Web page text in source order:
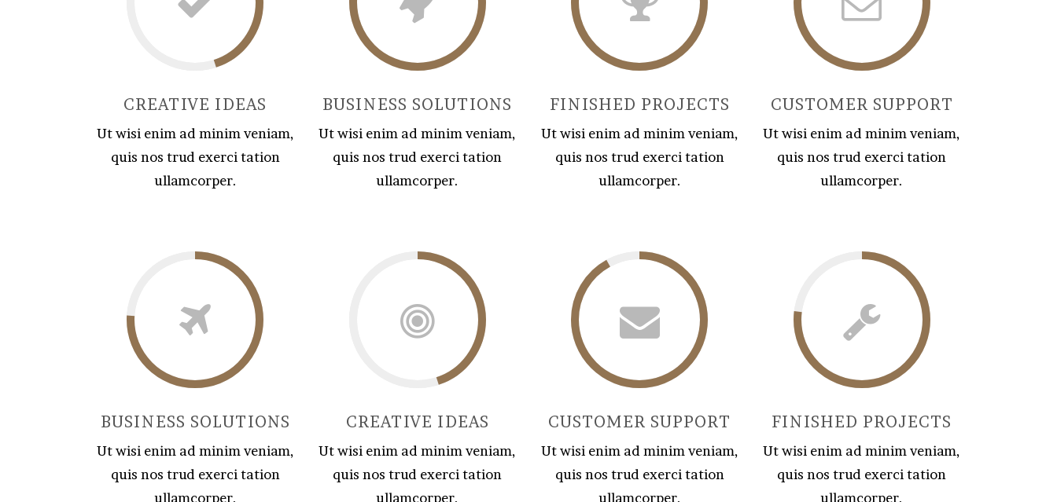
CREATIVE IDEAS
Ut wisi enim ad minim veniam,
quis nos trud exerci tation
ullamcorper.
BUSINESS SOLUTIONS
Ut wisi enim ad minim veniam,
quis nos trud exerci tation
ullamcorper.
FINISHED PROJECTS
Ut wisi enim ad minim veniam,
quis nos trud exerci tation
ullamcorper.
CUSTOMER SUPPORT
Ut wisi enim ad minim veniam,
quis nos trud exerci tation
ullamcorper.
BUSINESS SOLUTIONS
Ut wisi enim ad minim veniam,
quis nos trud exerci tation
ullamcorper.
CREATIVE IDEAS
Ut wisi enim ad minim veniam,
quis nos trud exerci tation
ullamcorper.
CUSTOMER SUPPORT
Ut wisi enim ad minim veniam,
quis nos trud exerci tation
ullamcorper.
FINISHED PROJECTS
Ut wisi enim ad minim veniam,
quis nos trud exerci tation
ullamcorper.